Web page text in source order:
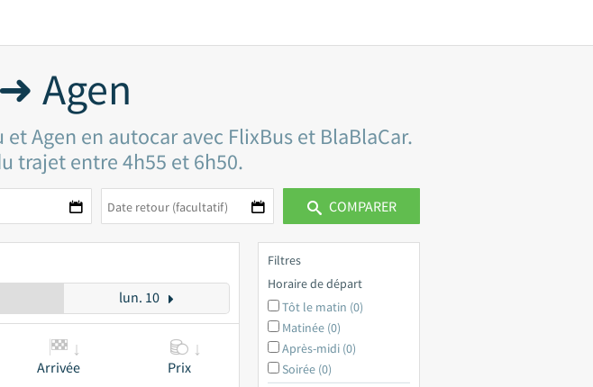
Agen
Agen en autocar avec FlixBus et BlaBlaCar.
trajet entre 4h55 et 6h50.
COMPARER
lun. 10
Arrivée Prix
Filtres
Horaire de départ
Tôt le matin (0)
Matinée (0)
Après-midi (0)
Soirée (0)